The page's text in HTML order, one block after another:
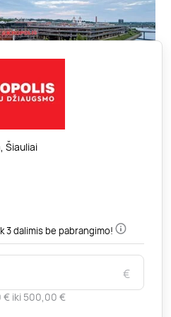
Šiauliai
3 dalimis be pabrangimo!
€
€ iki 500,00 €